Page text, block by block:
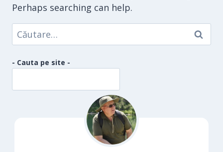
Perhaps searching can help.
Caută
după:
- Cauta pe site -